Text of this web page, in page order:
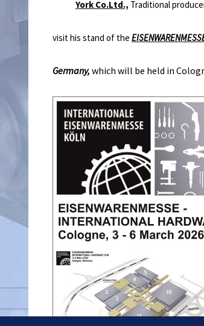
York Co.Ltd., Traditional
visit his stand of the
Germany, which will be held in